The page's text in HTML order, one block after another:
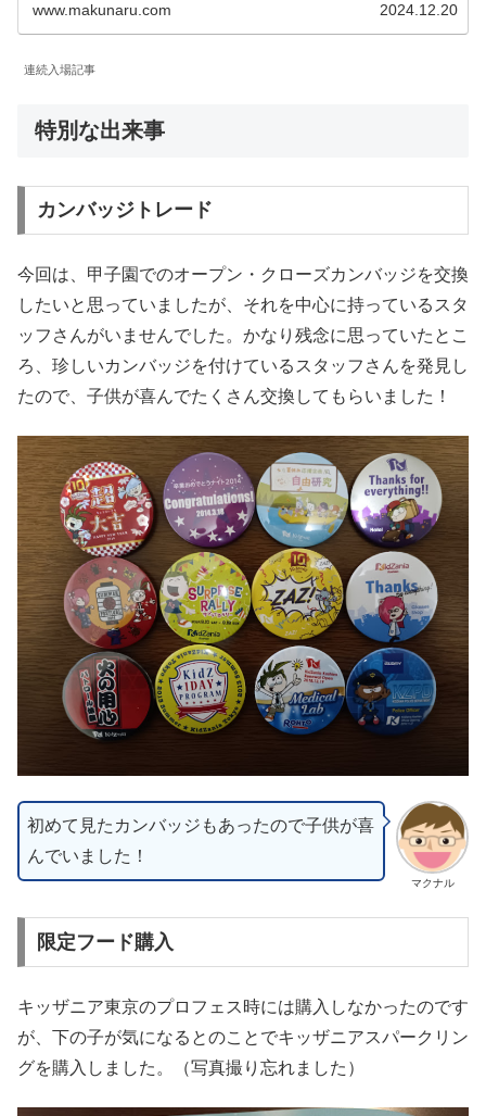
www.makunaru.com 2024.12.20
連続入場記事
特別な出来事
カンバッジトレード
今回は、甲子園でのオープン・クローズカンバッジを交換
したいと思っていましたが、それを中心に持っているスタ
ッフさんがいませんでした。かなり残念に思っていたとこ
ろ、珍しいカンバッジを付けているスタッフさんを発見し
たので、子供が喜んでたくさん交換してもらいました！
マクナル
初めて見たカンバッジもあったので子供が喜
んでいました！
限定フード購入
キッザニア東京のプロフェス時には購入しなかったのです
が、下の子が気になるとのことでキッザニアスパークリン
グを購入しました。（写真撮り忘れました）